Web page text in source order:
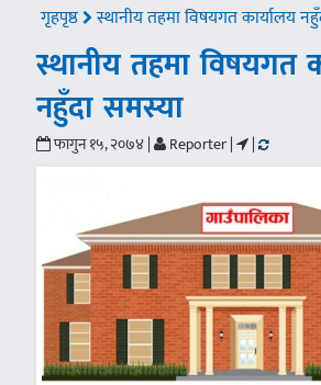
गृहपृष्ठ स्थानीय तहमा विषयगत कार्यालय
स्थानीय तहमा विषयगत
नहुँदा समस्या
फागुन १५, २०७४ | Reporter | |